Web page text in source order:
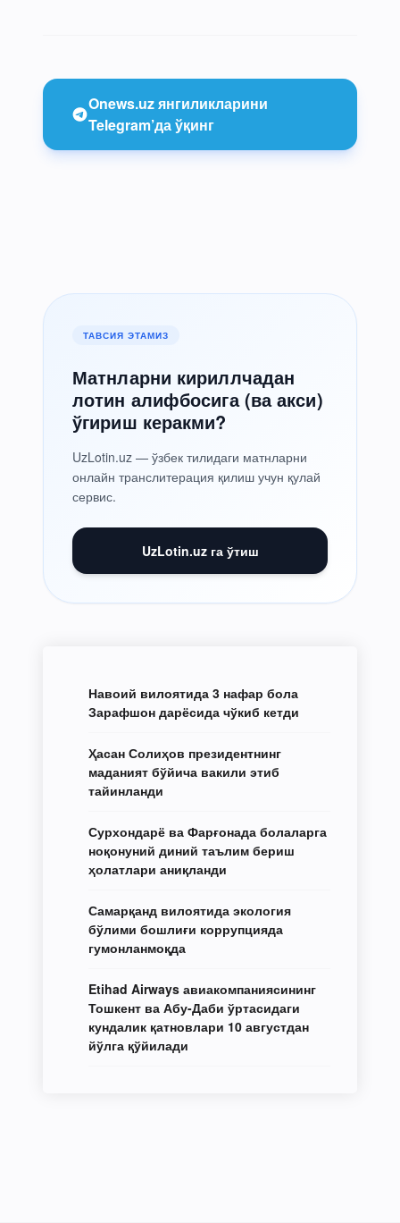
Onews.uz янгиликларини
Telegram’да ўқинг
ТАВСИЯ ЭТАМИЗ
Матнларни кириллчадан
лотин алифбосига (ва акси)
ўгириш керакми?
UzLotin.uz — ўзбек тилидаги матнларни
онлайн транслитерация қилиш учун қулай
сервис.
UzLotin.uz га ўтиш
Навоий вилоятида 3 нафар бола
Зарафшон дарёсида чўкиб кетди
Ҳасан Солиҳов президентнинг
маданият бўйича вакили этиб
тайинланди
Сурхондарё ва Фарғонада болаларга
ноқонуний диний таълим бериш
ҳолатлари аниқланди
Самарқанд вилоятида экология
бўлими бошлиғи коррупцияда
гумонланмоқда
Etihad Airways авиакомпаниясининг
Тошкент ва Абу-Даби ўртасидаги
кундалик қатновлари 10 августдан
йўлга қўйилади